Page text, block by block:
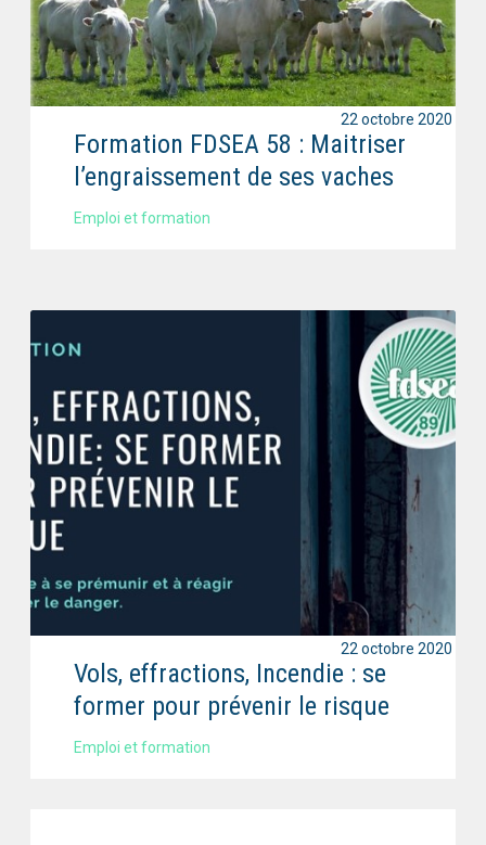
Formation FDSEA 58 : Maitriser
l’engraissement de ses vaches
Emploi et formation
22 octobre 2020
Vols, effractions, Incendie : se
former pour prévenir le risque
Emploi et formation
22 octobre 2020